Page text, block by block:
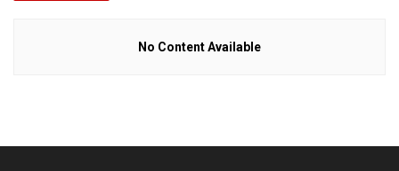
No Content Available